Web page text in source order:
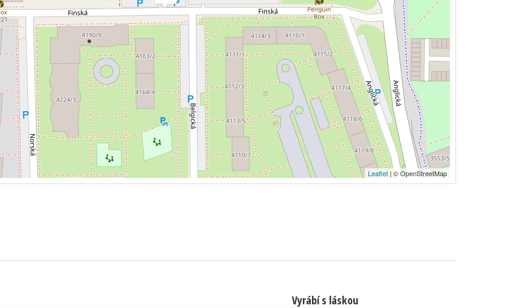
Leaflet| © OpenStreetMap
Vyrábí s láskou